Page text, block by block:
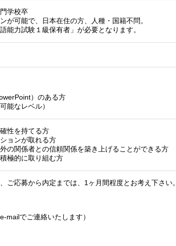
学校卒
が可能で、日本在住の方、人種・国籍不問。
能力試験１級保有者」が必要となります。
）のある方
能なレベル）
性を持てる方
ョンが取れる方
の関係者との信頼関係を築き上げることができる方
極的に取り組む方
ご応募から内定までは、1ヶ月間程度とお考え下さい。
mailでご連絡いたします）